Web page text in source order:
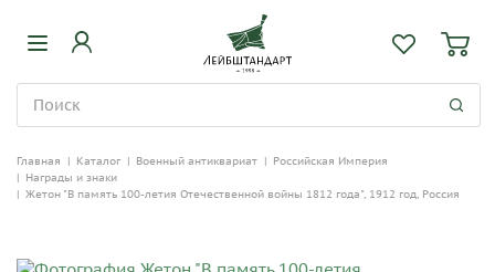
Главная | Каталог | Военный антиквариат | Российская Империя
| Награды и знаки
| Жетон "В память 100-летия Отечественной войны 1812 года", 1912 год, Россия